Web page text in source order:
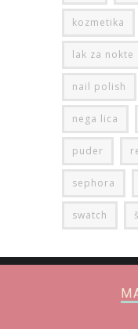
kozmetika
lak za nokte
nail polish
nega lica
puder
sephora
swatch